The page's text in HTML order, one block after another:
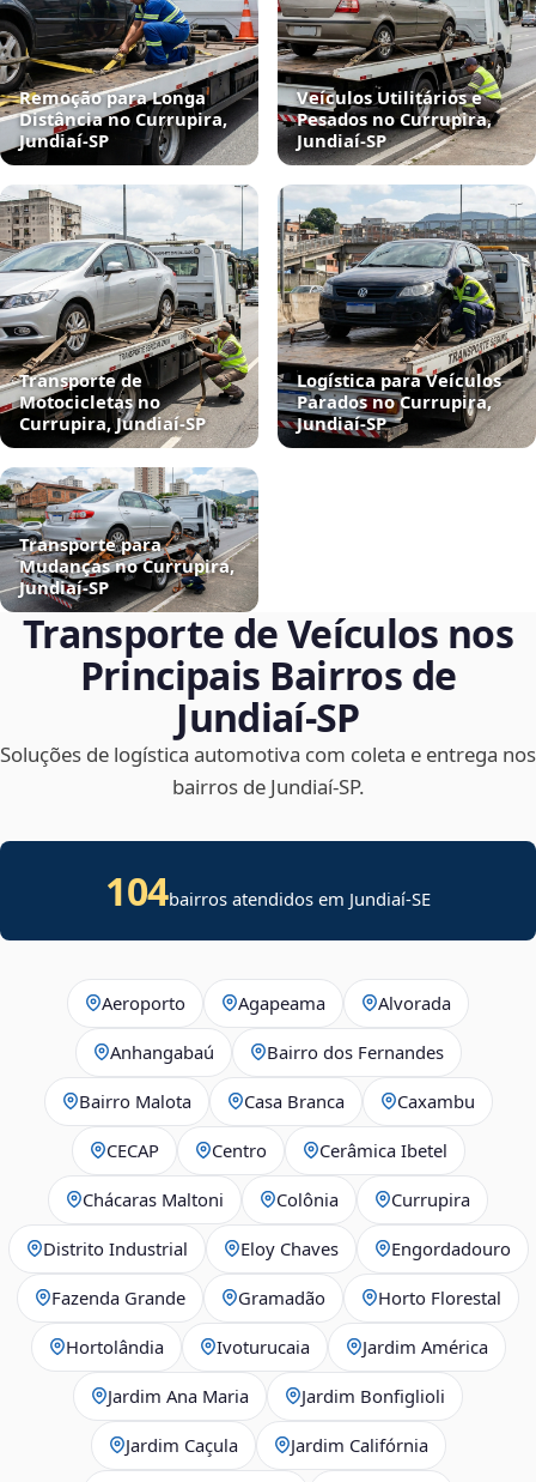
Remoção para Longa
Distância no Currupira,
Jundiaí‑SP
Veículos Utilitários e
Pesados no Currupira,
Jundiaí‑SP
Transporte de
Motocicletas no
Currupira, Jundiaí‑SP
Logística para Veículos
Parados no Currupira,
Jundiaí‑SP
Transporte para
Mudanças no Currupira,
Jundiaí‑SP
Transporte de Veículos nos
Principais Bairros de
Jundiaí‑SP
Soluções de logística automotiva com coleta e entrega nos
bairros de Jundiaí‑SP.
104bairros atendidos em Jundiaí-SE
Aeroporto Agapeama Alvorada
Anhangabaú Bairro dos Fernandes
Bairro Malota Casa Branca Caxambu
CECAP Centro Cerâmica Ibetel
Chácaras Maltoni Colônia Currupira
Distrito Industrial Eloy Chaves Engordadouro
Fazenda Grande Gramadão Horto Florestal
Hortolândia Ivoturucaia Jardim América
Jardim Ana Maria Jardim Bonfiglioli
Jardim Caçula Jardim Califórnia